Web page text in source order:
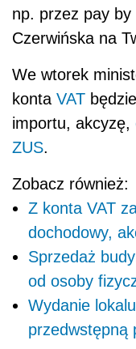
np. przez pay by
Czerwińska na
We wtorek
konta VAT
importu, akcyzę,
ZUS.
Zobacz również:
Z konta VAT
dochodowy,
Sprzedaż
od osoby
Wydanie
przedwstępną